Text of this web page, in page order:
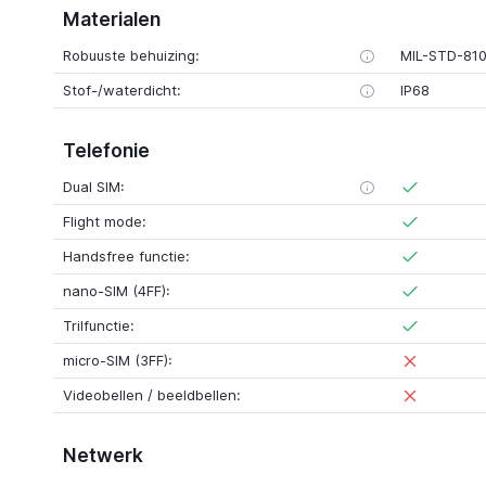
Materialen
Robuuste behuizing:
MIL-STD-
Stof-/waterdicht:
IP68
Telefonie
Dual SIM:
Flight mode:
Handsfree functie:
nano-SIM (4FF):
Trilfunctie:
micro-SIM (3FF):
Videobellen / beeldbellen:
Netwerk